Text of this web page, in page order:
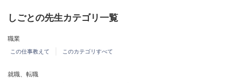
しごとの先生カテゴリ一覧
職業
この仕事教えて このカテゴリすべて
就職、転職